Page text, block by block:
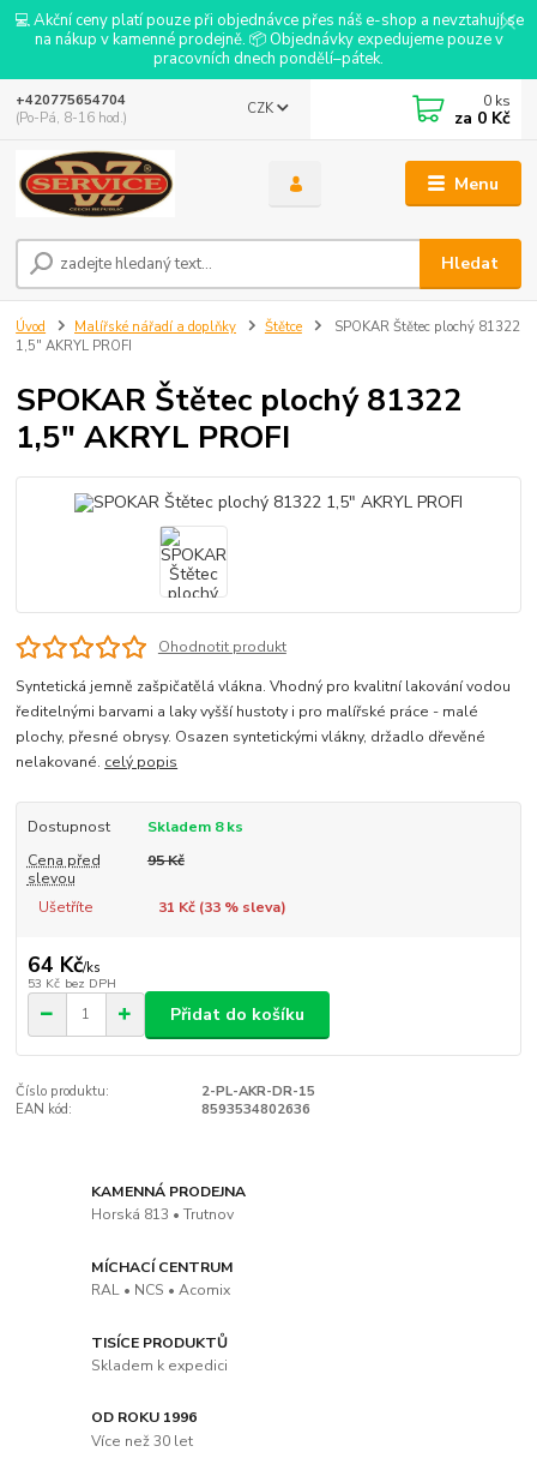
💻 Akční ceny platí pouze při objednávce přes náš e-shop a nevztahují se
na nákup v kamenné prodejně. 📦 Objednávky expedujeme pouze v
pracovních dnech pondělí–pátek.
Menu
CZK
Hledat
+420775654704
(Po-Pá, 8-16 hod.)
0 ks
za 0 Kč
Úvod Malířské nářadí a doplňky Štětce
SPOKAR Štětec plochý 81322
1,5" AKRYL PROFI
SPOKAR Štětec plochý 81322
1,5" AKRYL PROFI
Ohodnotit produkt
Syntetická jemně zašpičatělá vlákna. Vhodný pro kvalitní lakování vodou
ředitelnými barvami a laky vyšší hustoty i pro malířské práce - malé
plochy, přesné obrysy. Osazen syntetickými vlákny, držadlo dřevěné
nelakované. celý popis
Dostupnost
Skladem 8 ks
Cena před
slevou
95 Kč
Ušetříte 31 Kč (33% sleva)
64 Kč/ks
53 Kč bez DPH
Přidat do košíku
Číslo produktu:
2-PL-AKR-DR-15
EAN kód:
8593534802636
KAMENNÁ PRODEJNA
Horská 813 • Trutnov
MÍCHACÍ CENTRUM
RAL • NCS • Acomix
TISÍCE PRODUKTŮ
Skladem k expedici
OD ROKU 1996
Více než 30 let